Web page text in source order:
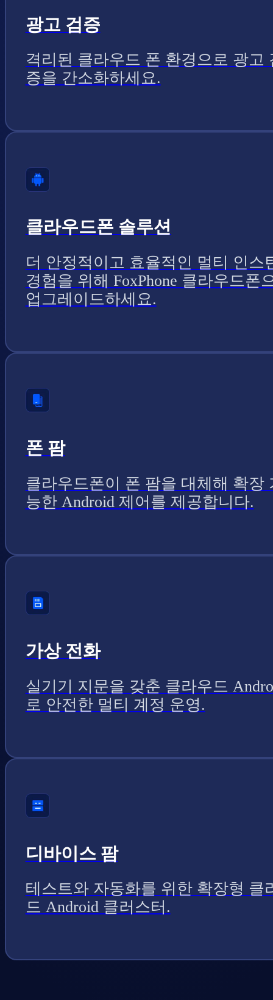
광고 검증
격리된 클라우드 폰 환경으로 광고
증을 간소화하세요.
클라우드폰 솔루션
더 안정적이고 효율적인 멀티 인스
경험을 위해 FoxPhone 클라우드폰
업그레이드하세요.
폰 팜
클라우드폰이 폰 팜을 대체해 확장
능한 Android 제어를 제공합니다.
가상 전화
실기기 지문을 갖춘 클라우드
로 안전한 멀티 계정 운영.
디바이스 팜
테스트와 자동화를 위한 확장형 클
드 Android 클러스터.